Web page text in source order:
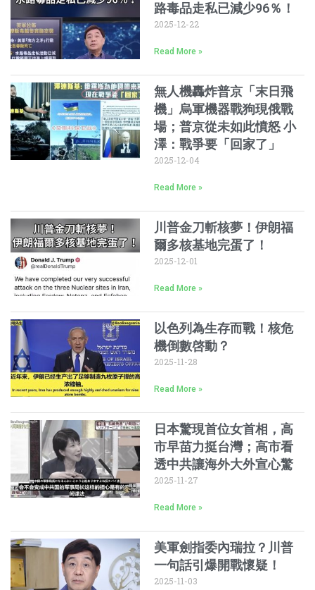
路毒品走私已減少96％！
2025-12-22
Read More »
無人機轟炸普京「末日飛
機」烏軍機器戰狗現俄戰
場；普京從未如此憤怒 小
澤：戰爭要「回家了」
2025-12-04
Read More »
川普金刀斬核夢！伊朗福
爾多核基地完蛋了！
2025-12-01
Read More »
以色列為生存而戰！核危
機倒數啓動？
2025-11-28
Read More »
日本驚現首位女首相，高
市早苗力挺台灣；高市看
透中共讓海外大外宣心驚
2025-11-27
Read More »
美軍劍指委內瑞拉？川普
一句話引爆開戰懷疑！
2025-11-03